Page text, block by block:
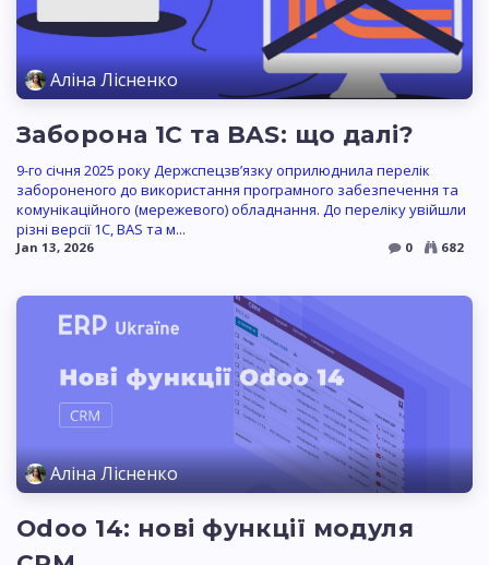
Аліна Лісненко
Заборона 1С та BAS: що далі?
9-го січня 2025 року Держспецзв’язку оприлюднила перелік
забороненого до використання програмного забезпечення та
комунікаційного (мережевого) обладнання. До переліку увійшли
різні версії 1С, BAS та м...
Jan 13, 2026 0 682
Аліна Лісненко
Odoo 14: нові функції модуля